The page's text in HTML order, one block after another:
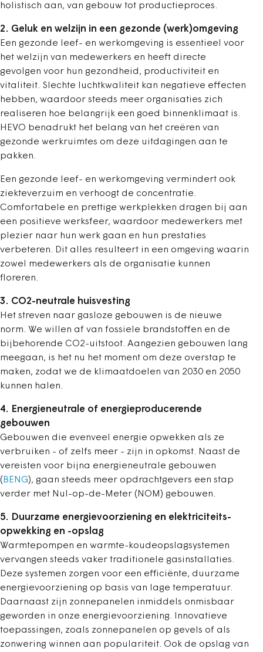
holistisch aan, van gebouw tot productieproces.
2. Geluk en welzijn in een gezonde (werk)omgeving
Een gezonde leef- en werkomgeving is essentieel voor
het welzijn van medewerkers en heeft directe
gevolgen voor hun gezondheid, productiviteit en
vitaliteit. Slechte luchtkwaliteit kan negatieve effecten
hebben, waardoor steeds meer organisaties zich
realiseren hoe belangrijk een goed binnenklimaat is.
HEVO benadrukt het belang van het creëren van
gezonde werkruimtes om deze uitdagingen aan te
pakken.
Een gezonde leef- en werkomgeving vermindert ook
ziekteverzuim en verhoogt de concentratie.
Comfortabele en prettige werkplekken dragen bij aan
een positieve werksfeer, waardoor medewerkers met
plezier naar hun werk gaan en hun prestaties
verbeteren. Dit alles resulteert in een omgeving waarin
zowel medewerkers als de organisatie kunnen
floreren.
3. CO2-neutrale huisvesting
Het streven naar gasloze gebouwen is de nieuwe
norm. We willen af van fossiele brandstoffen en de
bijbehorende CO2-uitstoot. Aangezien gebouwen lang
meegaan, is het nu het moment om deze overstap te
maken, zodat we de klimaatdoelen van 2030 en 2050
kunnen halen.
4. Energieneutrale of energieproducerende
gebouwen
Gebouwen die evenveel energie opwekken als ze
verbruiken - of zelfs meer - zijn in opkomst. Naast de
vereisten voor bijna energieneutrale gebouwen
( BENG), gaan steeds meer opdrachtgevers een stap
verder met Nul-op-de-Meter (NOM) gebouwen.
5. Duurzame energievoorziening en elektriciteits­
opwekking en -opslag
Warmtepompen en warmte-koudeopslagsystemen
vervangen steeds vaker traditionele gasinstallaties.
Deze systemen zorgen voor een efficiënte, duurzame
energievoorziening op basis van lage temperatuur.
Daarnaast zijn zonnepanelen inmiddels onmisbaar
geworden in onze energievoorziening. Innovatieve
toepassingen, zoals zonnepanelen op gevels of als
zonwering winnen aan populariteit. Ook de opslag van